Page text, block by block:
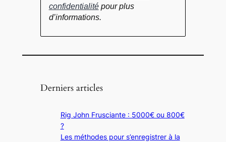
confidentialitépour plus
d’informations.
Derniers articles
Rig John Frusciante : 5000€ ou 800€
?
Les méthodes pour s’enregistrer à la